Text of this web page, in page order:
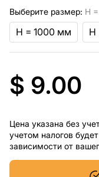
Выберите размер: H
H = 1000 мм H
$ 9.00
Цена указана без
учетом налогов
зависимости от